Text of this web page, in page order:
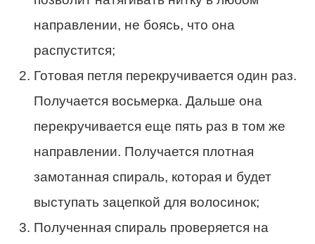
направлении, не боясь, что она
распустится;
Готовая петля перекручивается один раз.
Получается восьмерка. Дальше она
перекручивается еще пять раз в том же
направлении. Получается плотная
замотанная спираль, которая и будет
выступать зацепкой для волосинок;
Полученная спираль проверяется на